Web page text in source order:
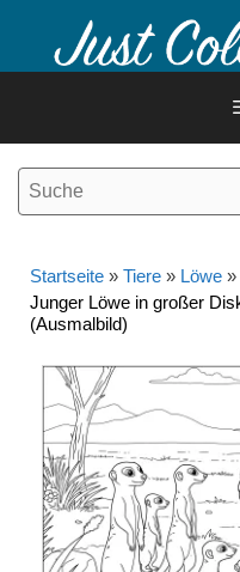
Inhalt
Startseite » Tiere » Löwe »
Junger Löwe in großer
(Ausmalbild)